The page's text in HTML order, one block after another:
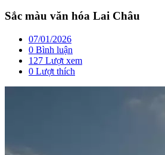
Sắc màu văn hóa Lai Châu
07/01/2026
0 Bình luận
127 Lượt xem
0 Lượt thích